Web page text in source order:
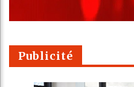
Publicité